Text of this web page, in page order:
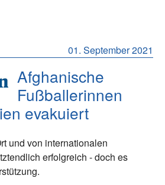
01. September 2021
Afghanische
Fußballerinnen
evakuiert
und von internationalen
erfolgreich - doch es